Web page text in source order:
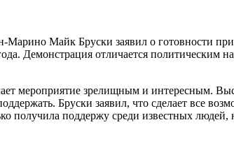
Майк Бруски заявил о готовности
Демонстрация отличается политическим
мероприятие зрелищным и интересным.
Бруски заявил, что сделает все
получила поддержу среди известных